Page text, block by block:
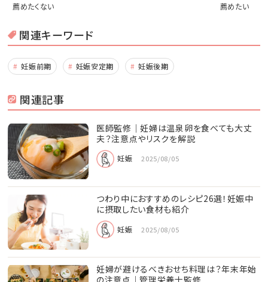
薦めたくない 薦めたい
関連キーワード
妊娠前期 妊娠安定期 妊娠後期
関連記事
医師監修｜妊婦は温泉卵を食べても大丈
夫？注意点やリスクを解説
妊娠 2025/08/05
つわり中におすすめのレシピ26選！妊娠中
に摂取したい食材も紹介
妊娠 2025/08/05
妊婦が避けるべきおせち料理は？年末年始